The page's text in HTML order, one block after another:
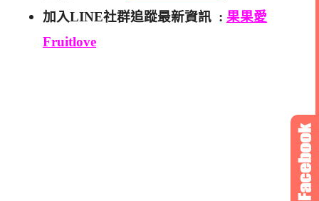
加入LINE社群追蹤最新資訊 : 果果愛
Fruitlove